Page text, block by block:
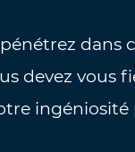
dans
devez vous
ingéniosité